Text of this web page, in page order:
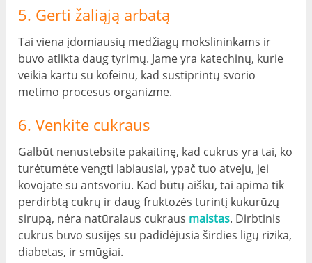
5. Gerti žaliąją arbatą
Tai viena įdomiausių medžiagų mokslininkams ir
buvo atlikta daug tyrimų. Jame yra katechinų, kurie
veikia kartu su kofeinu, kad sustiprintų svorio
metimo procesus organizme.
6. Venkite cukraus
Galbūt nenustebsite pakaitinę, kad cukrus yra tai, ko
turėtumėte vengti labiausiai, ypač tuo atveju, jei
kovojate su antsvoriu. Kad būtų aišku, tai apima tik
perdirbtą cukrų ir daug fruktozės turintį kukurūzų
sirupą, nėra natūralaus cukraus maistas. Dirbtinis
cukrus buvo susijęs su padidėjusia širdies ligų rizika,
diabetas, ir smūgiai.